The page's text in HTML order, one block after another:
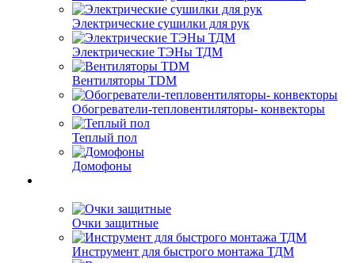
Электрические сушилки для рук
Электрические ТЭНы ТДМ
Вентиляторы TDM
Обогреватели-тепловентиляторы- конвекторы
Теплый пол
Домофоны
Очки защитные
Инструмент для быстрого монтажа ТДМ